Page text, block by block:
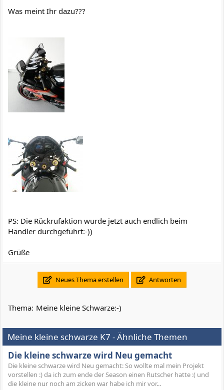
Was meint Ihr dazu???
PS: Die Rückrufaktion wurde jetzt auch endlich beim
Händler durchgeführt:-))
Grüße
Neues Thema erstellen Antworten
Thema: Meine kleine Schwarze:-)
Meine kleine schwarze K7 - Ähnliche Themen
Die kleine schwarze wird Neu gemacht
Die kleine schwarze wird Neu gemacht: So wollte mal mein Projekt
vorstellen :) da ich zum ende der Season einen Rutscher hatte :( und
die kleine nur noch am zicken war habe ich mir vor...